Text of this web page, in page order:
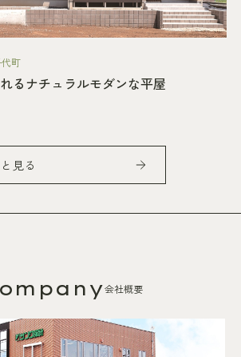
町
るナチュラルモダンな平屋
見る
会社概要